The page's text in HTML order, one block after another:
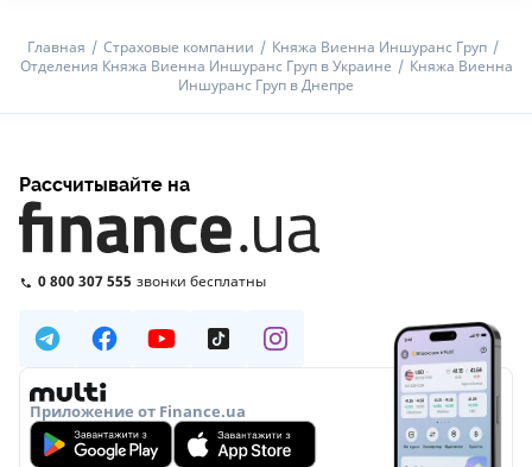
Главная Страховые компании
Княжа Виенна Иншуранс Груп
Отделения Княжа Виенна Иншуранс Груп в Украине
Княжа Виенна
Иншуранс Груп в Днепре
Рассчитывайте на
0 800 307 555 звонки бесплатны
Приложение от Finance.ua